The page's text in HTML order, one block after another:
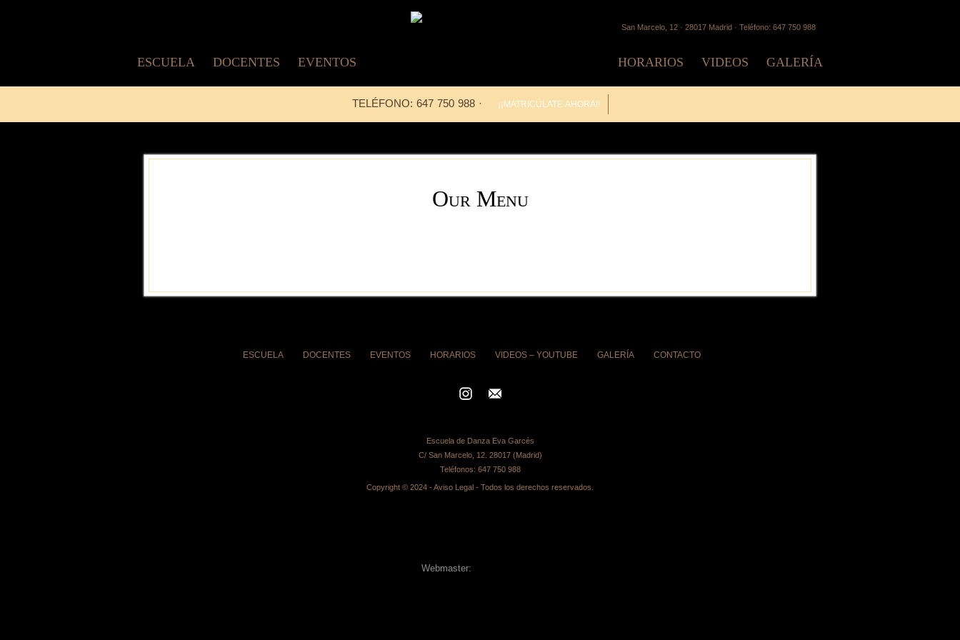
San Marcelo, 12 · 28017 Madrid · Teléfono: 647 750 988
ESCUELA DOCENTES EVENTOS GALERÍA
VIDEOS
HORARIOS
TELÉFONO: 647 750 988 · ¡¡MATRICÚLATE AHORA!!
Our Menu
ESCUELA DOCENTES EVENTOS HORARIOS VIDEOS – YOUTUBE GALERÍA CONTACTO
Escuela de Danza Eva Garcés
C/ San Marcelo, 12. 28017 (Madrid)
Teléfonos: 647 750 988
Copyright © 2024 - Aviso Legal - Todos los derechos reservados.
Webmaster: